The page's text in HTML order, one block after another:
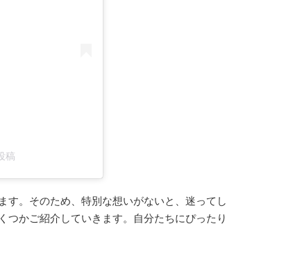
稿
す。そのため、特別な想いがないと、迷ってし
つかご紹介していきます。自分たちにぴったり